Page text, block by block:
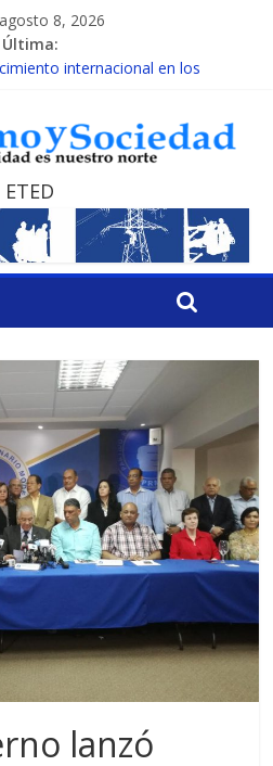
8, 2026
Última:
internacional en los
Día Nacional de la lucha contra el
DE LA COALICIÓN
apoyarán rehabilitación de
de Consulta Nacional por la
ETED
lanzó